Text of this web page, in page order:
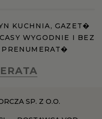
KUCHNIA, GAZET�
WYGODNIE I BEZ
SP. Z O.O.